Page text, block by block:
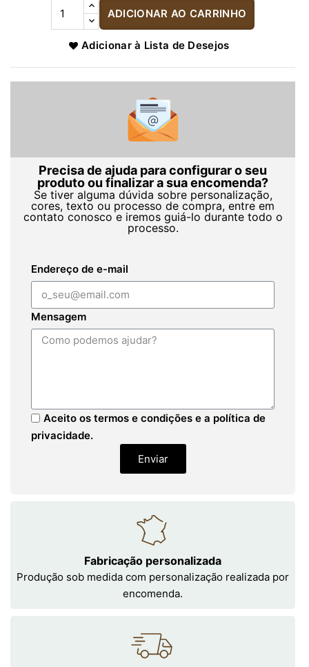
ADICIONAR AO CARRINHO
Adicionar à Lista de Desejos
Precisa de ajuda para configurar o seu
produto ou finalizar a sua encomenda?
Se tiver alguma dúvida sobre personalização,
cores, texto ou processo de compra, entre em
contato conosco e iremos guiá-lo durante todo o
processo.
Endereço de e-mail
Mensagem
Aceito os termos e condições e a política de
privacidade.
Enviar
Fabricação personalizada
Produção sob medida com personalização realizada por
encomenda.